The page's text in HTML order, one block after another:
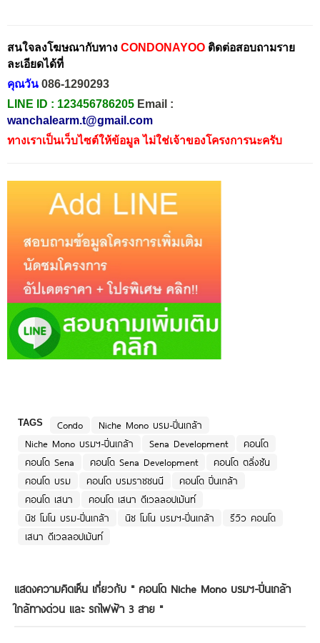
สนใจลงโฆษณากับทาง CONDONAYOO ติดต่อสอบถามราย
ละเอียดได้ที่
คุณวัน 086-1290293
LINE ID : 123456786205 Email :
wanchalearm.t@gmail.com
ทางเราเป็นเว็บไซต์ให้ข้อมูล ไม่ใช่เจ้าของโครงการนะครับ
TAGS Condo
Niche Mono บรม-ปิ่นเกล้า
Niche Mono บรมฯ-ปิ่นเกล้า
Sena Development
คอนโด
คอนโด Sena
คอนโด Sena Development
คอนโด ตลิ่งชัน
คอนโด บรม
คอนโด บรมราชชนนี
คอนโด ปิ่นเกล้า
คอนโด เสนา
คอนโด เสนา ดีเวลลอปเม้นท์
นิช โมโน บรม-ปิ่นเกล้า
นิช โมโน บรมฯ-ปิ่นเกล้า
รีวิว คอนโด
เสนา ดีเวลลอปเม้นท์
แสดงความคิดเห็น เกี่ยวกับ " คอนโด Niche Mono บรมฯ-ปิ่นเกล้า
ใกล้ทางด่วน และ รถไฟฟ้า 3 สาย "